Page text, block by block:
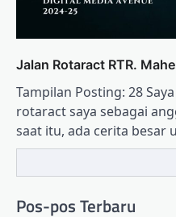
Jalan Rotaract RTR.
Tampilan Posting: 28
rotaract saya sebagai
saat itu, ada cerita besar
Pos-pos Terbaru